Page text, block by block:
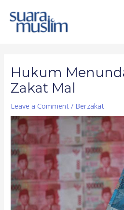
content
Hukum
Zakat Mal
Leave a Comment / Berzakat